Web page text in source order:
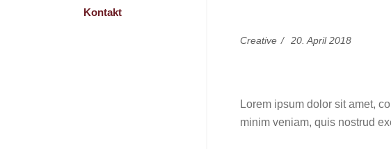
Kontakt
Creative 20. April 2018
Lorem ipsum dolor sit amet,
minim veniam, quis nostrud